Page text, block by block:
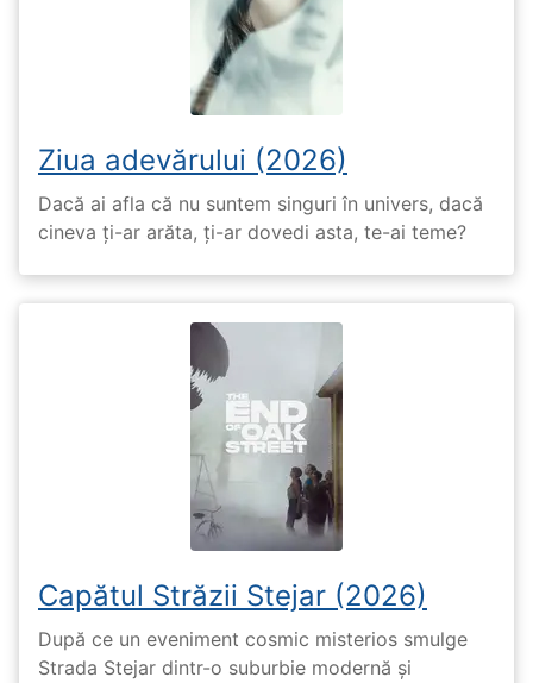
Ziua adevărului (2026)
Dacă ai afla că nu suntem singuri în univers, dacă
cineva ți-ar arăta, ți-ar dovedi asta, te-ai teme?
Capătul Străzii Stejar (2026)
După ce un eveniment cosmic misterios smulge
Strada Stejar dintr-o suburbie modernă și